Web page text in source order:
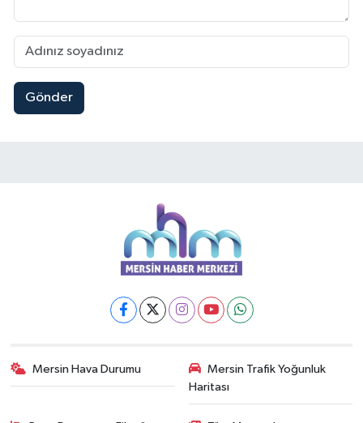
Gönder
Mersin Hava Durumu
Mersin Trafik Yoğunluk
Haritası